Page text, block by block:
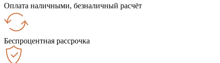
Оплата наличными, безналичный расчёт
Беспроцентная рассрочка